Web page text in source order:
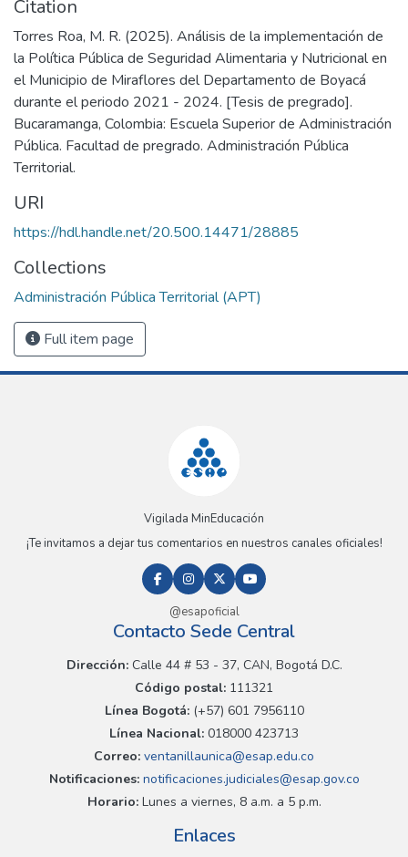
Citation
Torres Roa, M. R. (2025). Análisis de la implementación de
la Política Pública de Seguridad Alimentaria y Nutricional en
el Municipio de Miraflores del Departamento de Boyacá
durante el periodo 2021 - 2024. [Tesis de pregrado].
Bucaramanga, Colombia: Escuela Superior de Administración
Pública. Facultad de pregrado. Administración Pública
Territorial.
URI
https://hdl.handle.net/20.500.14471/28885
Collections
Administración Pública Territorial (APT)
Full item page
Vigilada MinEducación
¡Te invitamos a dejar tus comentarios en nuestros canales oficiales!
@esapoficial
Contacto Sede Central
Dirección:Calle 44 # 53 - 37, CAN, Bogotá D.C.
Código postal: 111321
Línea Bogotá:(+57) 601 7956110
Línea Nacional: 018000 423713
Correo: ventanillaunica@esap.edu.co
Notificaciones:notificaciones.judiciales@esap.gov.co
Horario:Lunes a viernes, 8 a.m. a 5 p.m.
Enlaces